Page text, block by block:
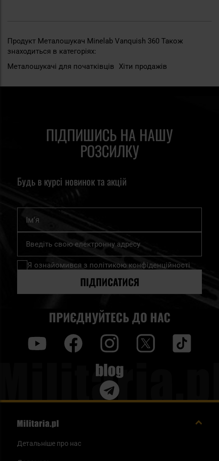
Продукт Металошукач Minelab Vanquish 360 Також
знаходиться в категоріях:
Металошукачі для початківців
Хіти продажів
ПІДПИШИСЬ НА НАШУ
РОЗСИЛКУ
Будь в курсі новинок та акцій
Підпишіться
нашу
розсилку
Я ознайомився з політикою конфіденційності
ПІДПИСАТИСЯ
ПРИЄДНУЙТЕСЬ ДО НАС
Blog
Детальніше про нас